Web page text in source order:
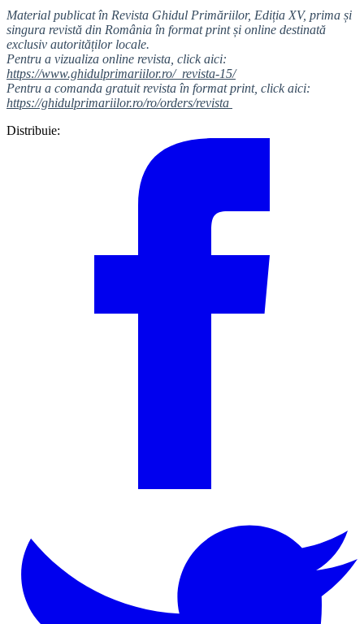
Material publicat în Revista Ghidul Primăriilor, Ediția XV, prima și
singura revistă din România în format print și online destinată
exclusiv autorităților locale.
Pentru a vizualiza online revista, click aici:
https://www.ghidulprimariilor.ro/_revista-15/
Pentru a comanda gratuit revista în format print, click aici:
https://ghidulprimariilor.ro/ro/orders/revista
Distribuie: